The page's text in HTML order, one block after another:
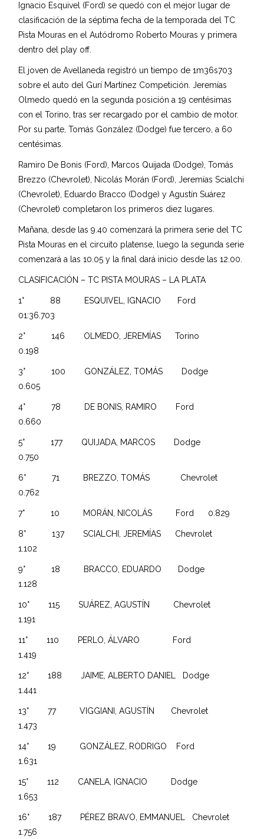
Ignacio Esquivel (Ford) se quedó con el mejor lugar de
clasificación de la séptima fecha de la temporada del TC
Pista Mouras en el Autódromo Roberto Mouras y primera
dentro del play off.
El joven de Avellaneda registró un tiempo de 1m36s703
sobre el auto del Gurí Martínez Competición. Jeremías
Olmedo quedó en la segunda posición a 19 centésimas
con el Torino, tras ser recargado por el cambio de motor.
Por su parte, Tomás González (Dodge) fue tercero, a 60
centésimas.
Ramiro De Bonis (Ford), Marcos Quijada (Dodge), Tomás
Brezzo (Chevrolet), Nicolás Morán (Ford), Jeremías Scialchi
(Chevrolet), Eduardo Bracco (Dodge) y Agustín Suárez
(Chevrolet) completaron los primeros diez lugares.
Mañana, desde las 9.40 comenzará la primera serie del TC
Pista Mouras en el circuito platense, luego la segunda serie
comenzará a las 10.05 y la final dará inicio desde las 12.00.
CLASIFICACIÓN – TC PISTA MOURAS – LA PLATA
1° 88 ESQUIVEL, IGNACIO Ford
01:36.703
2° 146 OLMEDO, JEREMÍAS Torino
0.198
3° 100 GONZÁLEZ, TOMÁS Dodge
0.605
4° 78 DE BONIS, RAMIRO Ford
0.660
5° 177 QUIJADA, MARCOS Dodge
0.750
6° 71 BREZZO, TOMÁS Chevrolet
0.762
7° 10 MORÁN, NICOLÁS Ford 0.829
8° 137 SCIALCHI, JEREMÍAS Chevrolet
1.102
9° 18 BRACCO, EDUARDO Dodge
1.128
10° 115 SUÁREZ, AGUSTÍN Chevrolet
1.191
11° 110 PERLO, ÁLVARO Ford
1.419
12° 188 JAIME, ALBERTO DANIEL Dodge
1.441
13° 77 VIGGIANI, AGUSTÍN Chevrolet
1.473
14° 19 GONZÁLEZ, RODRIGO Ford
1.631
15° 112 CANELA, IGNACIO Dodge
1.653
16° 187 PÉREZ BRAVO, EMMANUEL Chevrolet
1.756